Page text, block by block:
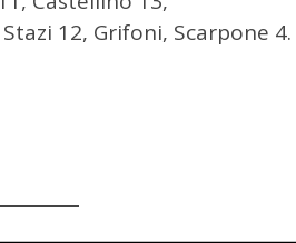
12, Grifoni, Scarpone 4.